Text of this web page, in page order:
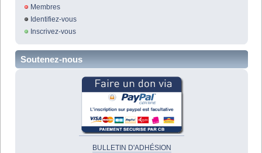
Membres
Identifiez-vous
Inscrivez-vous
Soutenez-nous
BULLETIN D'ADHÉSION